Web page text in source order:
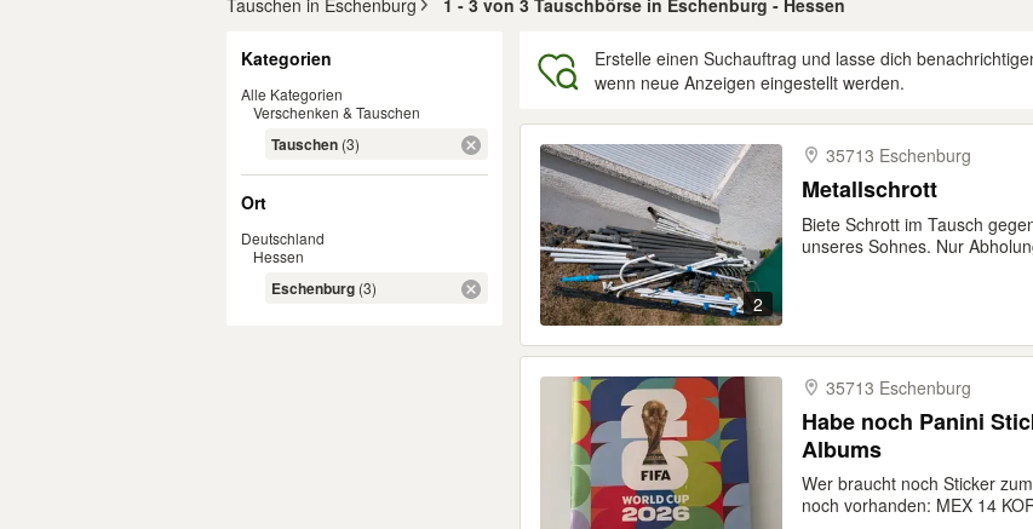
Tauschen in Eschenburg
1 - 3 von 3 Tauschbörse in Eschenburg - Hessen
Kategorien
Alle Kategorien
Verschenken & Tauschen
Tauschen (3)
Ort
Deutschland
Hessen
Eschenburg (3)
Erstelle einen Suchauftrag und lasse dich
wenn neue Anzeigen eingestellt werden.
2
35713 Eschenburg
Metallschrott
Biete Schrott im Tausch
unseres Sohnes. Nur
35713 Eschenburg
Habe noch Panini
Albums
Wer braucht noch Sticker
noch vorhanden: MEX 14